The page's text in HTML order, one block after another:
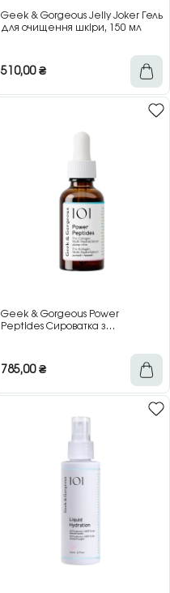
Geek & Gorgeous Jelly Joker Гель
для очищення шкіри, 150 мл
510,00₴
Geek & Gorgeous Power
Peptides Сироватка з
785,00₴